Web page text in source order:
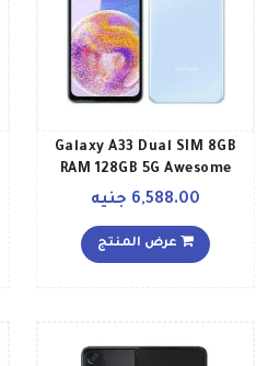
Galaxy A33 Dual SIM 8GB
RAM 128GB 5G Awesome
Blue
6,588.00 جنيه
عرض المنتج